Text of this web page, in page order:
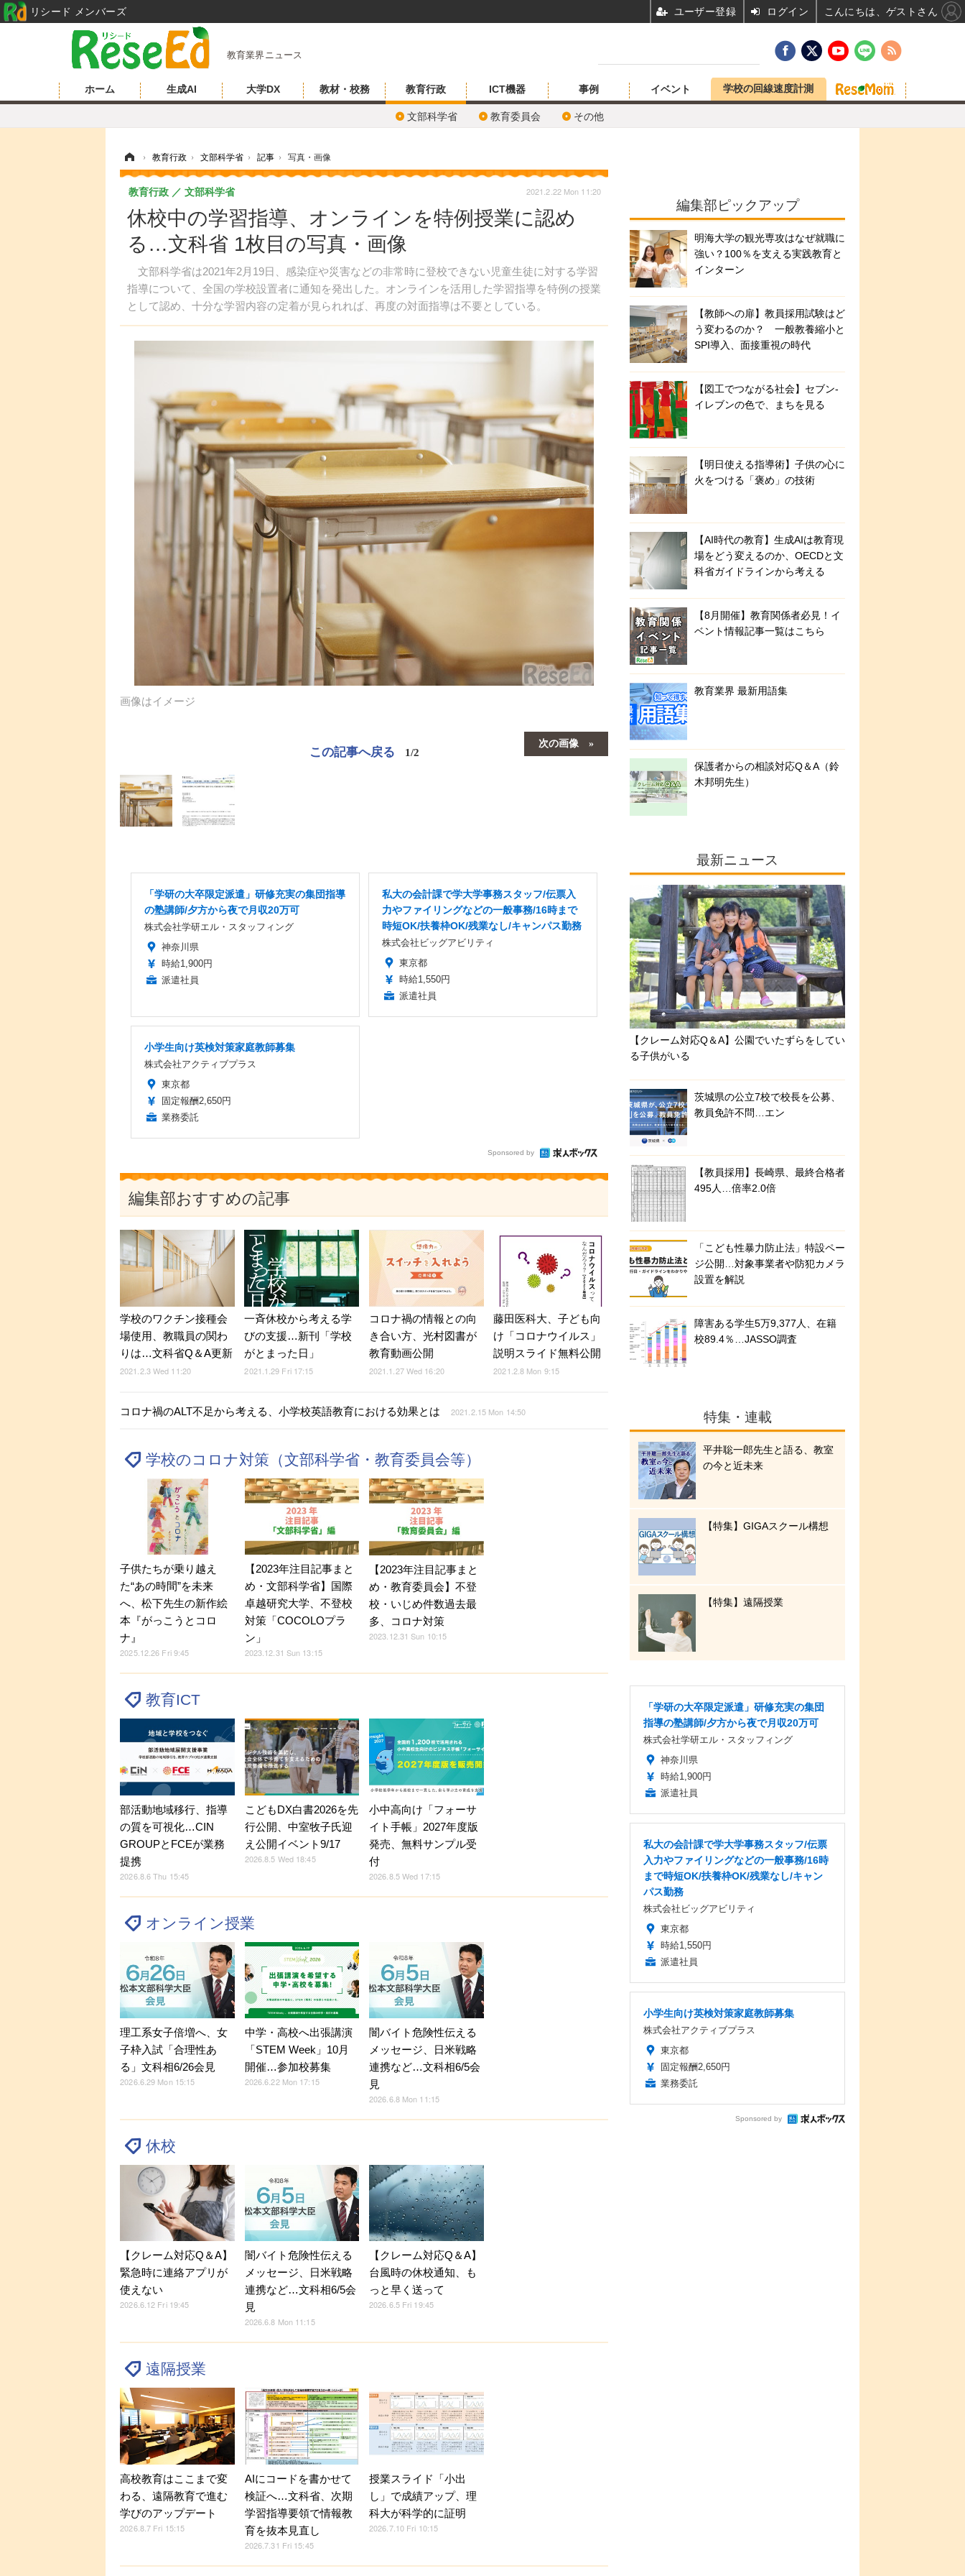
教育業界ニュース
ホーム 生成AI 大学DX 教材・校務 教育行政
文部科学省 教育委員会 その他
ICT機器 事例 イベント 学校の回線速度計測
› 教育行政 › 文部科学省 › 記事 › 写真・画像
休校中の学習指導、オンラインを特例授業に認め
る…文科省 1枚目の写真・画像
文部科学省は2021年2月19日、感染症や災害などの非常時に登校できない児童生徒に対する学習
指導について、全国の学校設置者に通知を発出した。オンラインを活用した学習指導を特例の授業
として認め、十分な学習内容の定着が見られれば、再度の対面指導は不要としている。
教育行政 文部科学省 2021.2.22 Mon 11:20
画像はイメージ
次の画像
この記事へ戻る 1/2
「学研の大卒限定派遣」研修充実の集団指導
の塾講師/夕方から夜で月収20万可
株式会社学研エル・スタッフィング
神奈川県
時給1,900円
派遣社員
私大の会計課で学大学事務スタッフ/伝票入
力やファイリングなどの一般事務/16時まで
時短OK/扶養枠OK/残業なし/キャンパス勤務
株式会社ビッグアビリティ
東京都
時給1,550円
派遣社員
小学生向け英検対策家庭教師募集
株式会社アクティブプラス
東京都
固定報酬2,650円
業務委託
Sponsored by
編集部おすすめの記事
学校のワクチン接種会
場使用、教職員の関わ
りは…文科省Q＆A更新
2021.2.3 Wed 11:20
一斉休校から考える学
びの支援…新刊「学校
がとまった日」
2021.1.29 Fri 17:15
コロナ禍の情報との向
き合い方、光村図書が
教育動画公開
2021.1.27 Wed 16:20
藤田医科大、子ども向
け「コロナウイルス」
説明スライド無料公開
2021.2.8 Mon 9:15
コロナ禍のALT不足から考える、小学校英語教育における効果とは 2021.2.15 Mon 14:50
学校のコロナ対策（文部科学省・教育委員会等）
子供たちが乗り越え
た“あの時間”を未来
へ、松下先生の新作絵
本『がっこうとコロ
ナ』
2025.12.26 Fri 9:45
【2023年注目記事まと
め・文部科学省】国際
卓越研究大学、不登校
対策「COCOLOプラ
ン」
2023.12.31 Sun 13:15
【2023年注目記事まと
め・教育委員会】不登
校・いじめ件数過去最
多、コロナ対策
2023.12.31 Sun 10:15
教育ICT
部活動地域移行、指導
の質を可視化…CIN
GROUPとFCEが業務
提携
2026.8.6 Thu 15:45
こどもDX白書2026を先
行公開、中室牧子氏迎
え公開イベント9/17
2026.8.5 Wed 18:45
小中高向け「フォーサ
イト手帳」2027年度版
発売、無料サンプル受
付
2026.8.5 Wed 17:15
オンライン授業
理工系女子倍増へ、女
子枠入試「合理性あ
る」文科相6/26会見
2026.6.29 Mon 15:15
中学・高校へ出張講演
「STEM Week」10月
開催…参加校募集
2026.6.22 Mon 17:15
闇バイト危険性伝える
メッセージ、日米戦略
連携など…文科相6/5会
見
2026.6.8 Mon 11:15
休校
【クレーム対応Q＆A】
緊急時に連絡アプリが
使えない
2026.6.12 Fri 19:45
闇バイト危険性伝える
メッセージ、日米戦略
連携など…文科相6/5会
見
2026.6.8 Mon 11:15
【クレーム対応Q＆A】
台風時の休校通知、も
っと早く送って
2026.6.5 Fri 19:45
遠隔授業
高校教育はここまで変
わる、遠隔教育で進む
学びのアップデート
2026.8.7 Fri 15:15
AIにコードを書かせて
検証へ…文科省、次期
学習指導要領で情報教
育を抜本見直し
2026.7.31 Fri 15:45
授業スライド「小出
し」で成績アップ、理
科大が科学的に証明
2026.7.10 Fri 10:15
編集部ピックアップ
明海大学の観光専攻はなぜ就職に
強い？100％を支える実践教育と
インターン
【教師への扉】教員採用試験はど
う変わるのか？ 一般教養縮小と
SPI導入、面接重視の時代
【図工でつながる社会】セブン‐
イレブンの色で、まちを見る
【明日使える指導術】子供の心に
火をつける「褒め」の技術
【AI時代の教育】生成AIは教育現
場をどう変えるのか、OECDと文
科省ガイドラインから考える
【8月開催】教育関係者必見！イ
ベント情報記事一覧はこちら
教育業界 最新用語集
保護者からの相談対応Q＆A（鈴
木邦明先生）
最新ニュース
【クレーム対応Q＆A】公園でいたずらをしてい
る子供がいる
茨城県の公立7校で校長を公募、
教員免許不問…エン
【教員採用】長崎県、最終合格者
495人…倍率2.0倍
「こども性暴力防止法」特設ペー
ジ公開…対象事業者や防犯カメラ
設置を解説
障害ある学生5万9,377人、在籍
校89.4％…JASSO調査
特集・連載
平井聡一郎先生と語る、教室
の今と近未来
【特集】GIGAスクール構想
【特集】遠隔授業
「学研の大卒限定派遣」研修充実の集団
指導の塾講師/夕方から夜で月収20万可
株式会社学研エル・スタッフィング
神奈川県
時給1,900円
派遣社員
私大の会計課で学大学事務スタッフ/伝票
入力やファイリングなどの一般事務/16時
まで時短OK/扶養枠OK/残業なし/キャン
パス勤務
株式会社ビッグアビリティ
東京都
時給1,550円
派遣社員
小学生向け英検対策家庭教師募集
株式会社アクティブプラス
東京都
固定報酬2,650円
業務委託
Sponsored by
リシード メンバーズ ユーザー登録 ログイン こんにちは、ゲストさん